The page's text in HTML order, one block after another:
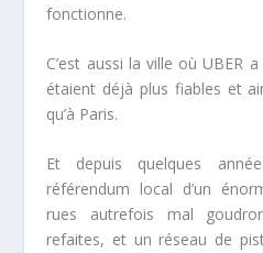
fonctionne.
C’est aussi la ville où UBER
étaient déjà plus fiables et
qu’à Paris.
Et depuis quelques
référendum local d’un
rues autrefois mal
refaites, et un réseau de